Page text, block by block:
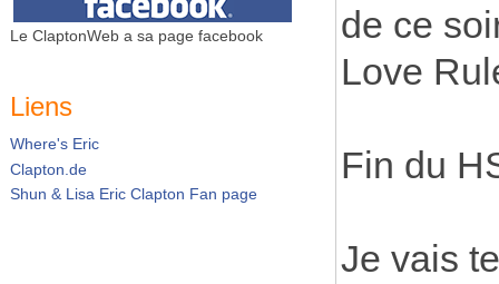
Le ClaptonWeb a sa page facebook
Liens
Where's Eric
Clapton.de
Shun & Lisa Eric Clapton Fan page
de ce
Love
Fin du
Je vais